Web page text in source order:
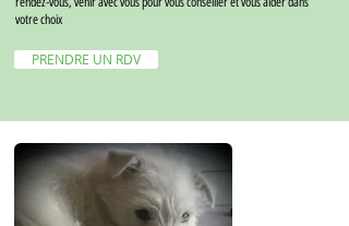
votre choix
PRENDRE UN RDV